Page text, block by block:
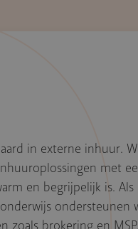
in externe inhuur.
met
en begrijpelijk is. Als
ondersteunen
zoals brokering en MSP.